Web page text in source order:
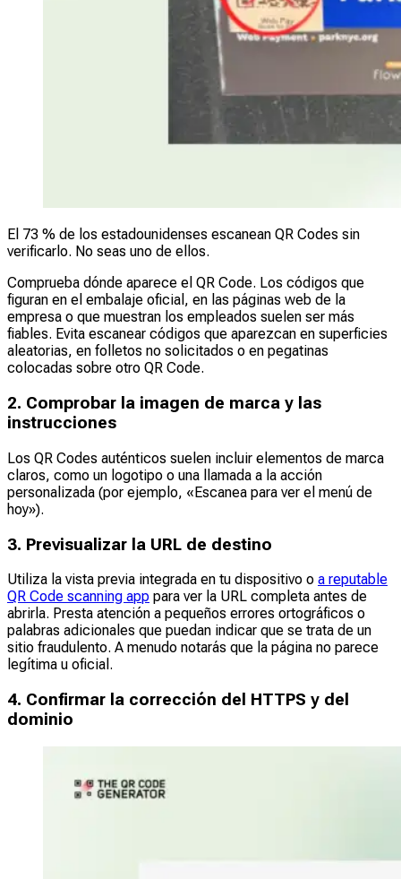
El 73 % de los estadounidenses escanean QR Codes sin
verificarlo. No seas uno de ellos.
Comprueba dónde aparece el QR Code. Los códigos que
figuran en el embalaje oficial, en las páginas web de la
empresa o que muestran los empleados suelen ser más
fiables. Evita escanear códigos que aparezcan en superficies
aleatorias, en folletos no solicitados o en pegatinas
colocadas sobre otro QR Code.
2. Comprobar la imagen de marca y las
instrucciones
Los QR Codes auténticos suelen incluir elementos de marca
claros, como un logotipo o una llamada a la acción
personalizada (por ejemplo, «Escanea para ver el menú de
hoy»).
3. Previsualizar la URL de destino
Utiliza la vista previa integrada en tu dispositivo o a reputable
QR Code scanning app para ver la URL completa antes de
abrirla. Presta atención a pequeños errores ortográficos o
palabras adicionales que puedan indicar que se trata de un
sitio fraudulento. A menudo notarás que la página no parece
legítima u oficial.
4. Confirmar la corrección del HTTPS y del
dominio